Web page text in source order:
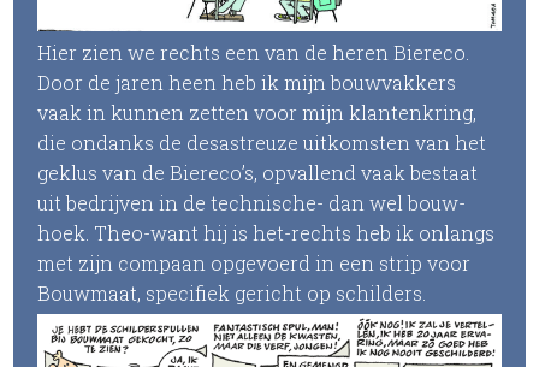
Hier zien we rechts een van de heren Biereco.
Door de jaren heen heb ik mijn bouwvakkers
vaak in kunnen zetten voor mijn klantenkring,
die ondanks de desastreuze uitkomsten van het
geklus van de Biereco’s, opvallend vaak bestaat
uit bedrijven in de technische- dan wel bouw-
hoek. Theo-want hij is het-rechts heb ik onlangs
met zijn compaan opgevoerd in een strip voor
Bouwmaat, specifiek gericht op schilders.